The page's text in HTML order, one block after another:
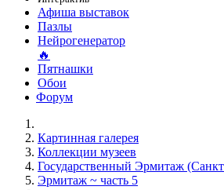
Афиша выставок
Пазлы
Нейрогенератор
🔥
Пятнашки
Обои
Форум
Картинная галерея
Коллекции музеев
Государственный Эрмитаж
Эрмитаж ~ часть 5